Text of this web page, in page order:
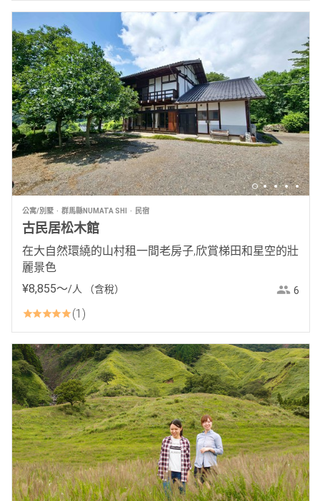
公寓/別墅 群馬縣NUMATA SHI 民宿
古民居松木館
在大自然環繞的山村租一間老房子,欣賞梯田和星空的壯
麗景色
¥8,855〜/人 （含稅） 6
1